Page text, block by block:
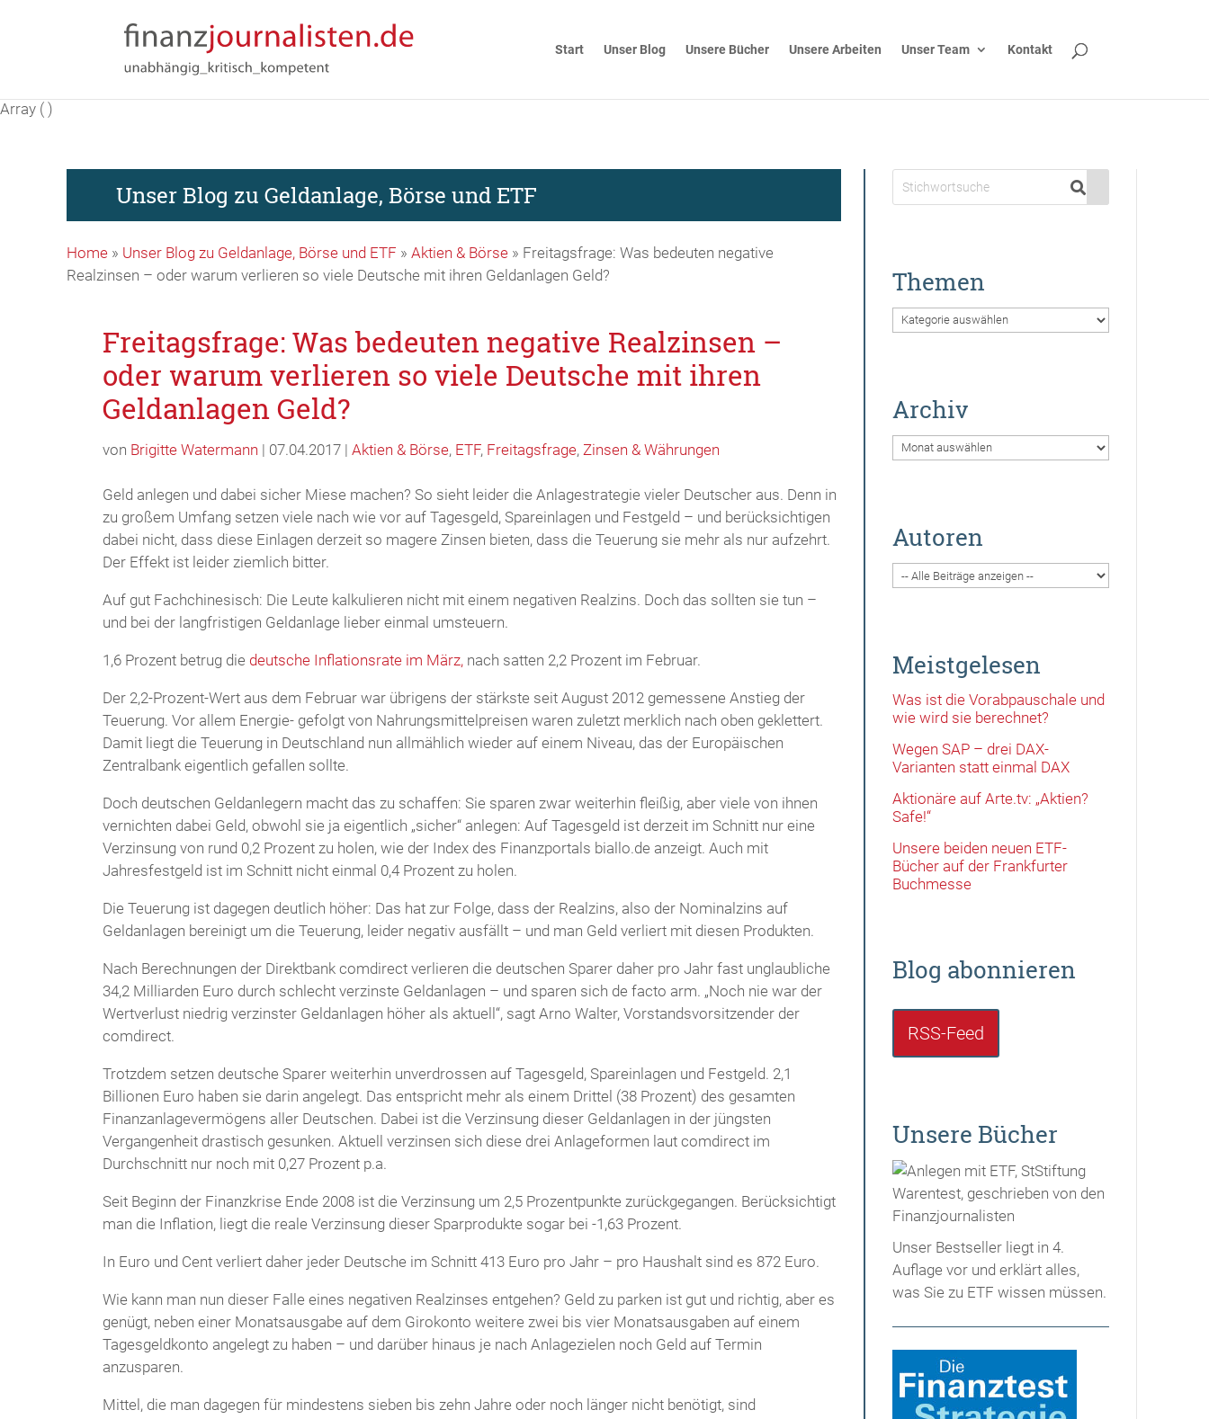
Start Unser Blog Unsere Bücher Unsere Arbeiten Unser Team Kontakt
Array ( )
Unser Blog zu Geldanlage, Börse und ETF
Home» Unser Blog zu Geldanlage, Börse und ETF » Aktien & Börse» Freitagsfrage: Was bedeuten negative
Realzinsen – oder warum verlieren so viele Deutsche mit ihren Geldanlagen Geld?
Freitagsfrage: Was bedeuten negative Realzinsen –
oder warum verlieren so viele Deutsche mit ihren
Geldanlagen Geld?
von Brigitte Watermann | 07.04.2017 | Aktien & Börse, ETF, Freitagsfrage, Zinsen & Währungen
Geld anlegen und dabei sicher Miese machen? So sieht leider die Anlagestrategie vieler Deutscher aus. Denn in
zu großem Umfang setzen viele nach wie vor auf Tagesgeld, Spareinlagen und Festgeld – und berücksichtigen
dabei nicht, dass diese Einlagen derzeit so magere Zinsen bieten, dass die Teuerung sie mehr als nur aufzehrt.
Der Effekt ist leider ziemlich bitter.
Auf gut Fachchinesisch: Die Leute kalkulieren nicht mit einem negativen Realzins. Doch das sollten sie tun –
und bei der langfristigen Geldanlage lieber einmal umsteuern.
1,6 Prozent betrug die deutsche Inflationsrate im März,nach satten 2,2 Prozent im Februar.
Der 2,2-Prozent-Wert aus dem Februar war übrigens der stärkste seit August 2012 gemessene Anstieg der
Teuerung. Vor allem Energie- gefolgt von Nahrungsmittelpreisen waren zuletzt merklich nach oben geklettert.
Damit liegt die Teuerung in Deutschland nun allmählich wieder auf einem Niveau, das der Europäischen
Zentralbank eigentlich gefallen sollte.
Doch deutschen Geldanlegern macht das zu schaffen: Sie sparen zwar weiterhin fleißig, aber viele von ihnen
vernichten dabei Geld, obwohl sie ja eigentlich „sicher“ anlegen: Auf Tagesgeld ist derzeit im Schnitt nur eine
Verzinsung von rund 0,2 Prozent zu holen, wie der Index des Finanzportals biallo.de anzeigt. Auch mit
Jahresfestgeld ist im Schnitt nicht einmal 0,4 Prozent zu holen.
Die Teuerung ist dagegen deutlich höher: Das hat zur Folge, dass der Realzins, also der Nominalzins auf
Geldanlagen bereinigt um die Teuerung, leider negativ ausfällt – und man Geld verliert mit diesen Produkten.
Nach Berechnungen der Direktbank comdirect verlieren die deutschen Sparer daher pro Jahr fast unglaubliche
34,2 Milliarden Euro durch schlecht verzinste Geldanlagen – und sparen sich de facto arm. „Noch nie war der
Wertverlust niedrig verzinster Geldanlagen höher als aktuell“, sagt Arno Walter, Vorstandsvorsitzender der
comdirect.
Trotzdem setzen deutsche Sparer weiterhin unverdrossen auf Tagesgeld, Spareinlagen und Festgeld. 2,1
Billionen Euro haben sie darin angelegt. Das entspricht mehr als einem Drittel (38 Prozent) des gesamten
Finanzanlagevermögens aller Deutschen. Dabei ist die Verzinsung dieser Geldanlagen in der jüngsten
Vergangenheit drastisch gesunken. Aktuell verzinsen sich diese drei Anlageformen laut comdirect im
Durchschnitt nur noch mit 0,27 Prozent p.a.
Seit Beginn der Finanzkrise Ende 2008 ist die Verzinsung um 2,5 Prozentpunkte zurückgegangen. Berücksichtigt
man die Inflation, liegt die reale Verzinsung dieser Sparprodukte sogar bei -1,63 Prozent.
In Euro und Cent verliert daher jeder Deutsche im Schnitt 413 Euro pro Jahr – pro Haushalt sind es 872 Euro.
Wie kann man nun dieser Falle eines negativen Realzinses entgehen? Geld zu parken ist gut und richtig, aber es
genügt, neben einer Monatsausgabe auf dem Girokonto weitere zwei bis vier Monatsausgaben auf einem
Tagesgeldkonto angelegt zu haben – und darüber hinaus je nach Anlagezielen noch Geld auf Termin
anzusparen.
Mittel, die man dagegen für mindestens sieben bis zehn Jahre oder noch länger nicht benötigt, sind
Themen
Themen
Archiv
Archiv
Autoren
Meistgelesen
Was ist die Vorabpauschale und
wie wird sie berechnet?
Wegen SAP – drei DAX-
Varianten statt einmal DAX
Aktionäre auf Arte.tv: „Aktien?
Safe!“
Unsere beiden neuen ETF-
Bücher auf der Frankfurter
Buchmesse
Blog abonnieren
RSS-Feed
Unsere Bücher
Unser Bestseller liegt in 4.
Auflage vor und erklärt alles,
was Sie zu ETF wissen müssen.